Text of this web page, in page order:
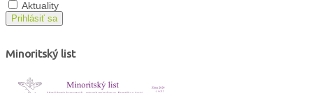
Aktuality
Prihlásiť sa
Minoritský list